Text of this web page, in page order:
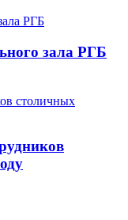
зала РГБ